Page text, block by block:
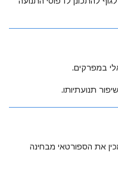
במפרקים.
תנועתיותו.
את הספורטאי מבחינה